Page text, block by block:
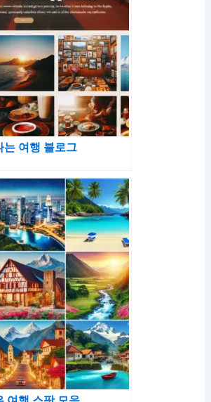
는 여행 블로그